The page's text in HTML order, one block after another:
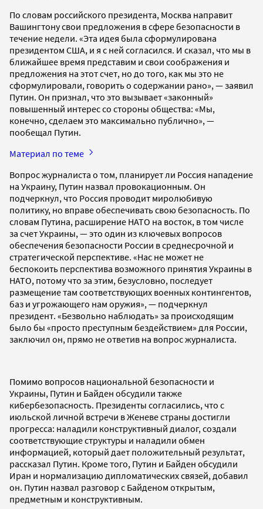
По словам российского президента, Москва направит
Вашингтону свои предложения в сфере безопасности в
течение недели. «Эта идея была сформулирована
президентом США, и я с ней согласился. И сказал, что мы в
ближайшее время представим и свои соображения и
предложения на этот счет, но до того, как мы это не
сформулировали, говорить о содержании рано», — заявил
Путин. Он признал, что это вызывает «законный»
повышенный интерес со стороны общества: «Мы,
конечно, сделаем это максимально публично», —
пообещал Путин.
Материал по теме
Вопрос журналиста о том, планирует ли Россия нападение
на Украину, Путин назвал провокационным. Он
подчеркнул, что Россия проводит миролюбивую
политику, но вправе обеспечивать свою безопасность. По
словам Путина, расширение НАТО на восток, в том числе
за счет Украины, — это один из ключевых вопросов
обеспечения безопасности России в среднесрочной и
стратегической перспективе. «Нас не может не
беспокоить перспектива возможного принятия Украины в
НАТО, потому что за этим, безусловно, последует
размещение там соответствующих военных контингентов,
баз и угрожающего нам оружия», — подчеркнул
президент. «Безвольно наблюдать» за происходящим
было бы «просто преступным бездействием» для России,
заключил он, прямо не ответив на вопрос журналиста.
Помимо вопросов национальной безопасности и
Украины, Путин и Байден обсудили также
кибербезопасность. Президенты согласились, что с
июльской личной встречи в Женеве страны достигли
прогресса: наладили конструктивный диалог, создали
соответствующие структуры и наладили обмен
информацией, который дает положительный результат,
рассказал Путин. Кроме того, Путин и Байден обсудили
Иран и нормализацию дипломатических связей, добавил
он. Путин назвал разговор с Байденом открытым,
предметным и конструктивным.